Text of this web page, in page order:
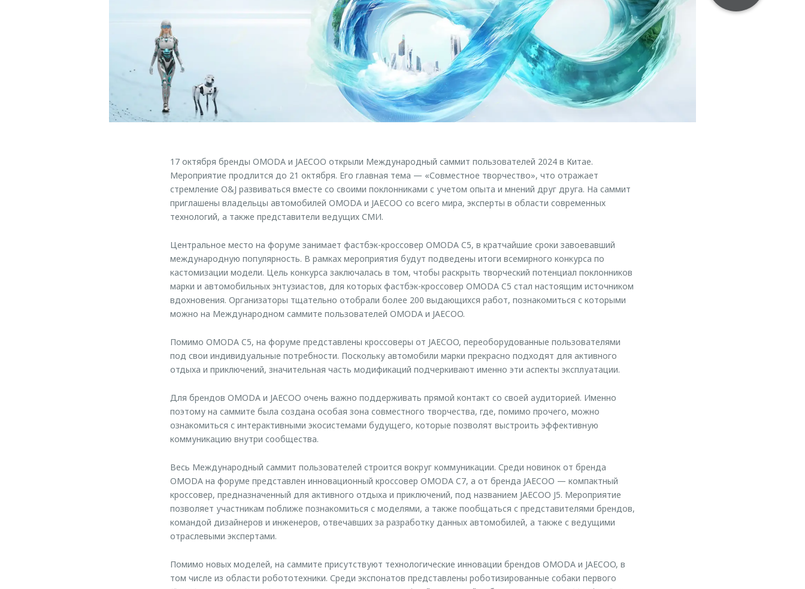
17 октября бренды OMODA и JAECOO открыли Международный саммит пользователей 2024 в Китае.
Мероприятие продлится до 21 октября. Его главная тема — «Совместное творчество», что отражает
стремление O&J развиваться вместе со своими поклонниками с учетом опыта и мнений друг друга. На саммит
приглашены владельцы автомобилей OMODA и JAECOO со всего мира, эксперты в области современных
технологий, а также представители ведущих СМИ.
Центральное место на форуме занимает фастбэк-кроссовер OMODA C5, в кратчайшие сроки завоевавший
международную популярность. В рамках мероприятия будут подведены итоги всемирного конкурса по
кастомизации модели. Цель конкурса заключалась в том, чтобы раскрыть творческий потенциал поклонников
марки и автомобильных энтузиастов, для которых фастбэк-кроссовер OMODA C5 стал настоящим источником
вдохновения. Организаторы тщательно отобрали более 200 выдающихся работ, познакомиться с которыми
можно на Международном саммите пользователей OMODA и JAECOO.
Помимо OMODA C5, на форуме представлены кроссоверы от JAECOO, переоборудованные пользователями
под свои индивидуальные потребности. Поскольку автомобили марки прекрасно подходят для активного
отдыха и приключений, значительная часть модификаций подчеркивают именно эти аспекты эксплуатации.
Для брендов OMODA и JAECOO очень важно поддерживать прямой контакт со своей аудиторией. Именно
поэтому на саммите была создана особая зона совместного творчества, где, помимо прочего, можно
ознакомиться с интерактивными экосистемами будущего, которые позволят выстроить эффективную
коммуникацию внутри сообщества.
Весь Международный саммит пользователей строится вокруг коммуникации. Среди новинок от бренда
OMODA на форуме представлен инновационный кроссовер OMODA C7, а от бренда JAECOO — компактный
кроссовер, предназначенный для активного отдыха и приключений, под названием JAECOO J5. Мероприятие
позволяет участникам поближе познакомиться с моделями, а также пообщаться с представителями брендов,
командой дизайнеров и инженеров, отвечавших за разработку данных автомобилей, а также с ведущими
отраслевыми экспертами.
Помимо новых моделей, на саммите присутствуют технологические инновации брендов OMODA и JAECOO, в
том числе из области робототехники. Среди экспонатов представлены роботизированные собаки первого